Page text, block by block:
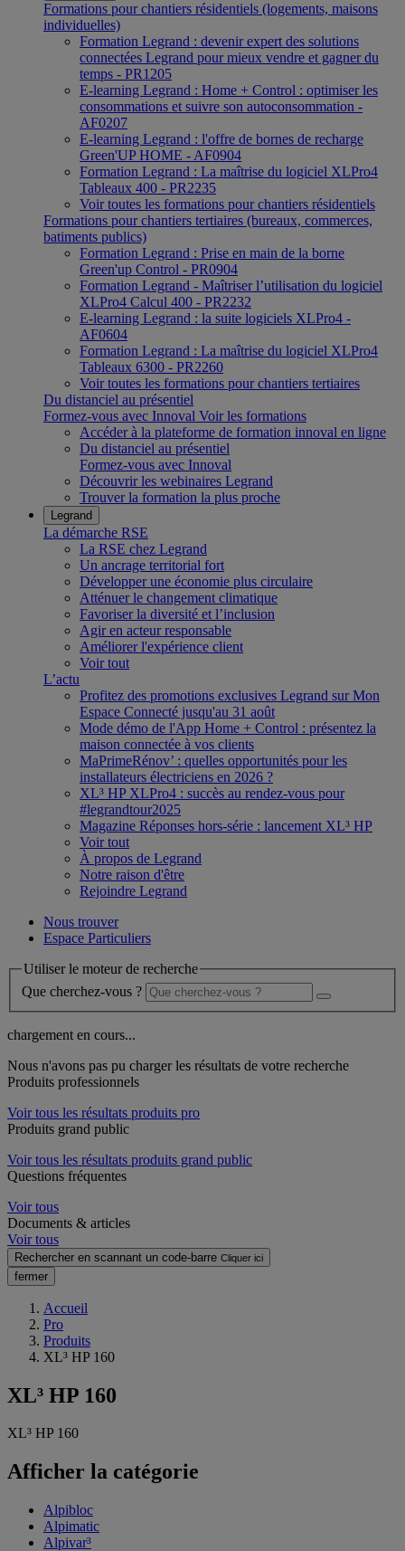
Formations pour chantiers résidentiels (logements, maisons
individuelles)
Formation Legrand : devenir expert des solutions
connectées Legrand pour mieux vendre et gagner du
temps - PR1205
E-learning Legrand : Home + Control : optimiser les
consommations et suivre son autoconsommation -
AF0207
E-learning Legrand : l'offre de bornes de recharge
Green'UP HOME - AF0904
Formation Legrand : La maîtrise du logiciel XLPro4
Tableaux 400 - PR2235
Voir toutes les formations pour chantiers résidentiels
Formations pour chantiers tertiaires (bureaux, commerces,
batiments publics)
Formation Legrand : Prise en main de la borne
Green'up Control - PR0904
Formation Legrand - Maîtriser l’utilisation du logiciel
XLPro4 Calcul 400 - PR2232
E-learning Legrand : la suite logiciels XLPro4 -
AF0604
Formation Legrand : La maîtrise du logiciel XLPro4
Tableaux 6300 - PR2260
Voir toutes les formations pour chantiers tertiaires
Du distanciel au présentiel
Formez-vous avec Innoval Voir les formations
Accéder à la plateforme de formation innoval en ligne
Du distanciel au présentiel
Formez-vous avec Innoval
Découvrir les webinaires Legrand
Trouver la formation la plus proche
Legrand
La démarche RSE
La RSE chez Legrand
Un ancrage territorial fort
Développer une économie plus circulaire
Atténuer le changement climatique
Favoriser la diversité et l’inclusion
Agir en acteur responsable
Améliorer l'expérience client
Voir tout
L’actu
Profitez des promotions exclusives Legrand sur Mon
Espace Connecté jusqu'au 31 août
Mode démo de l'App Home + Control : présentez la
maison connectée à vos clients
MaPrimeRénov’ : quelles opportunités pour les
installateurs électriciens en 2026 ?
XL³ HP XLPro4 : succès au rendez-vous pour
#legrandtour2025
Magazine Réponses hors-série : lancement XL³ HP
Voir tout
À propos de Legrand
Notre raison d'être
Rejoindre Legrand
Nous trouver
Espace Particuliers
Utiliser le moteur de recherche
Que cherchez-vous ?
chargement en cours...
Nous n'avons pas pu charger les résultats de votre recherche
Produits professionnels
Voir tous les résultats produits pro
Produits grand public
Voir tous les résultats produits grand public
Questions fréquentes
Voir tous
Documents & articles
Voir tous
Rechercher en scannant un code-barre Cliquer ici
fermer
Accueil
Pro
Produits
XL³ HP 160
XL³ HP 160
XL³ HP 160
Afficher la catégorie
Alpibloc
Alpimatic
Alpivar³